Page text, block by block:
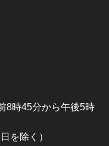
8時45分から午後5時
を除く）